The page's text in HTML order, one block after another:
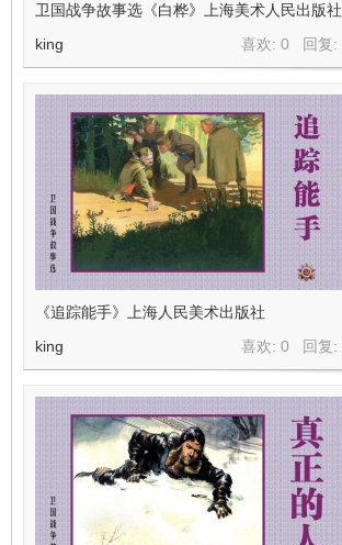
卫国战争故事选《白桦》上海美术人民出版社
喜欢: 0 回复:
king
《追踪能手》上海人民美术出版社
喜欢: 0 回复:
king